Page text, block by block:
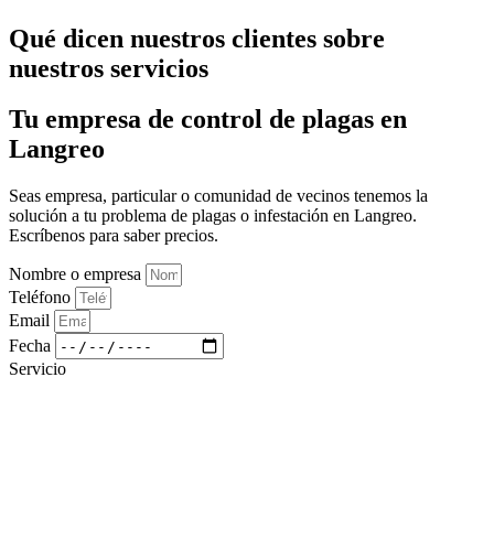
Qué dicen nuestros clientes sobre
nuestros servicios
Tu empresa de control de plagas en
Langreo
Seas empresa, particular o comunidad de vecinos tenemos la
solución a tu problema de plagas o infestación en Langreo.
Escríbenos para saber precios.
Nombre o empresa
Teléfono
Email
Fecha
Servicio